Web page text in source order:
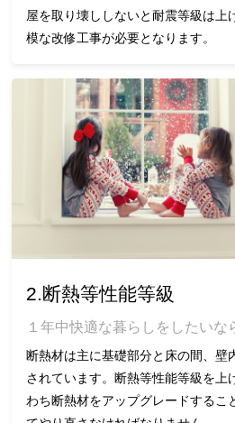
屋を取り壊ししないと耐震等級は上
模な改修工事が必要となります。
2.断熱等性能等級
１年中快適な暮らしをしたいな
断熱材は主に基礎部分と床の間、壁
されています。断熱等性能等級を上
わち断熱材をアップグレードするこ